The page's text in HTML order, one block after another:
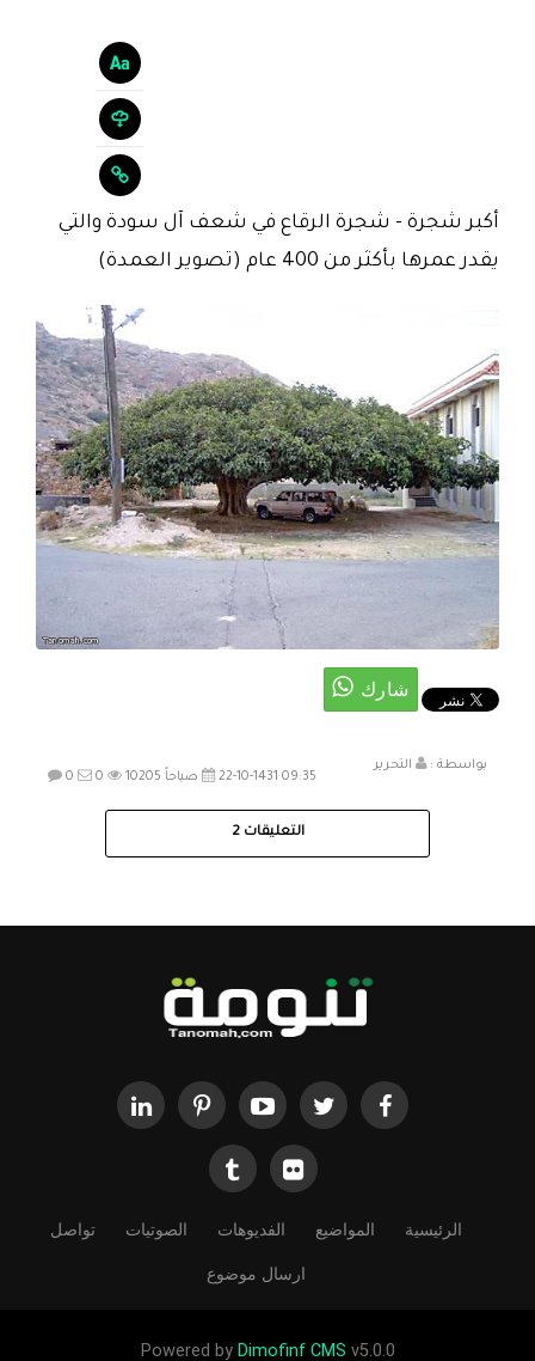
أكبر شجرة - شجرة الرقاع في شعف آل سودة والتي
يقدر عمرها بأكثر من 400 عام (تصوير العمدة)
بواسطة :
التحرير
22-10-1431 09:35 صباحاً
0 0 10205
التعليقات2
الرئيسية المواضيع الفديوهات الصوتيات تواصل
ارسال موضوع
Powered by Dimofinf CMS v5.0.0